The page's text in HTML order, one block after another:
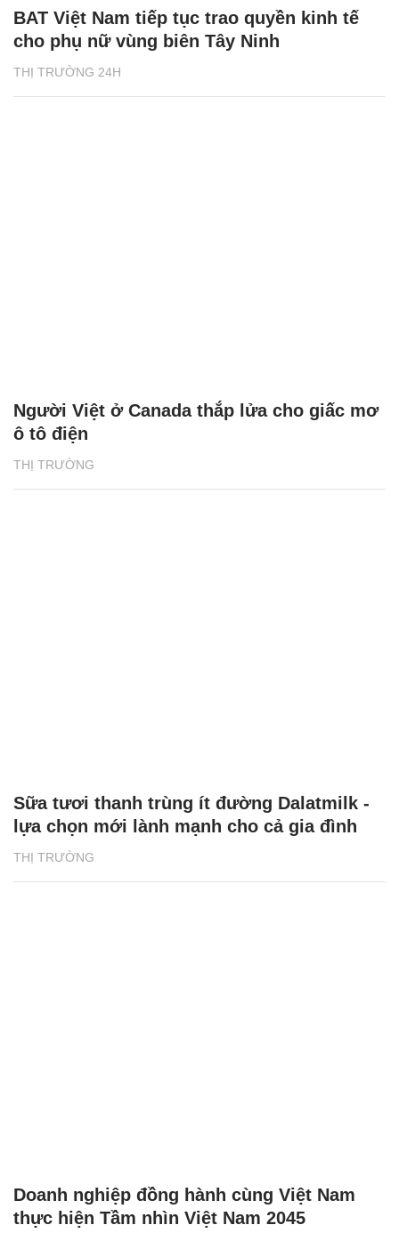
THỊ TRƯỜNG 24H
BAT Việt Nam tiếp tục trao quyền kinh tế
cho phụ nữ vùng biên Tây Ninh
THỊ TRƯỜNG
Người Việt ở Canada thắp lửa cho giấc mơ
ô tô điện
THỊ TRƯỜNG
Sữa tươi thanh trùng ít đường Dalatmilk -
lựa chọn mới lành mạnh cho cả gia đình
Doanh nghiệp đồng hành cùng Việt Nam
thực hiện Tầm nhìn Việt Nam 2045